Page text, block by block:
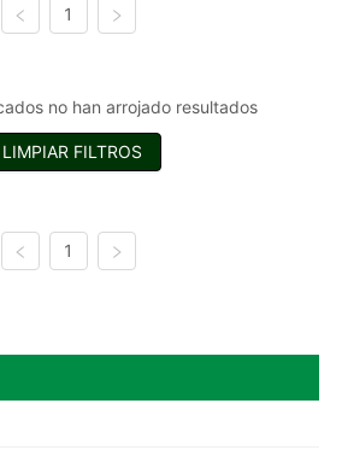
1
no han arrojado resultados
LIMPIAR FILTROS
1